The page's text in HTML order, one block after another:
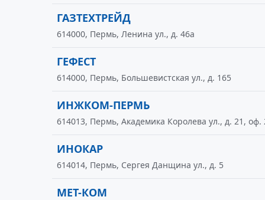
ГАЗТЕХТРЕЙД
614000, Пермь, Ленина ул., д. 46а
ГЕФЕСТ
614000, Пермь, Большевистская ул., д. 165
ИНЖКОМ-ПЕРМЬ
614013, Пермь, Академика Королева ул., д. 21, оф.
ИНОКАР
614014, Пермь, Сергея Данщина ул., д. 5
МЕТ-КОМ